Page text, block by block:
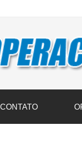
3,6 mil toneladas de
CONTATO